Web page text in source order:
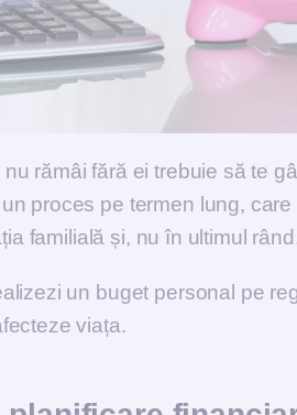
rămâi fără ei trebuie să te
proces pe termen lung,
familială și, nu în ultimul
un buget personal pe
viața.